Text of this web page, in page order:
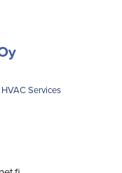
Services